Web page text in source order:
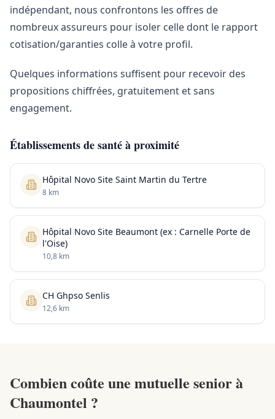
indépendant, nous confrontons les offres de
nombreux assureurs pour isoler celle dont le rapport
cotisation/garanties colle à votre profil.
Quelques informations suffisent pour recevoir des
propositions chiffrées, gratuitement et sans
engagement.
Établissements de santé à proximité
Hôpital Novo Site Saint Martin du Tertre
8 km
Hôpital Novo Site Beaumont (ex : Carnelle Porte de
l'Oise)
10,8 km
CH Ghpso Senlis
12,6 km
Combien coûte une mutuelle senior à
Chaumontel ?